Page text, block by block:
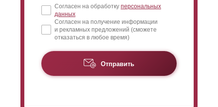
Согласен на обработку персональных
данных
Согласен на получение информации
и рекламных предложений (сможете
отказаться в любое время)
Отправить